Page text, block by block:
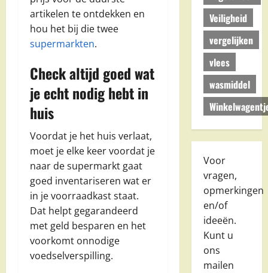
artikelen te ontdekken en
hou het bij die twee
supermarkten.
Check altijd goed wat
je echt nodig hebt in
huis
Voordat je het huis verlaat,
moet je elke keer voordat je
naar de supermarkt gaat
goed inventariseren wat er
in je voorraadkast staat.
Dat helpt gegarandeerd
met geld besparen en het
voorkomt onnodige
voedselverspilling.
Veiligheid
vergelijken
vlees
wasmiddel
Voor
vragen,
opmerkingen
en/of
ideeën.
Kunt u
ons
mailen